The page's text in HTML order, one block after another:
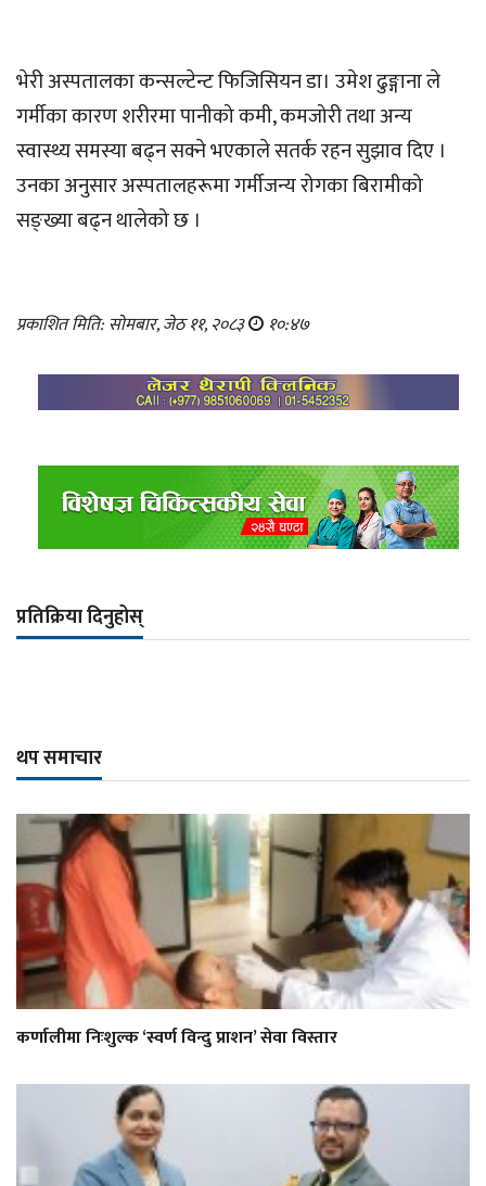
भेरी अस्पतालका कन्सल्टेन्ट फिजिसियन डा। उमेश ढुङ्गाना ले
गर्मीका कारण शरीरमा पानीको कमी, कमजोरी तथा अन्य
स्वास्थ्य समस्या बढ्न सक्ने भएकाले सतर्क रहन सुझाव दिए ।
उनका अनुसार अस्पतालहरूमा गर्मीजन्य रोगका बिरामीको
सङ्ख्या बढ्न थालेको छ ।
प्रकाशित मिति: सोमबार, जेठ ११, २०८३ १०:४७
प्रतिक्रिया दिनुहोस्
थप समाचार
कर्णालीमा निःशुल्क ‘स्वर्ण विन्दु प्राशन’ सेवा विस्तार